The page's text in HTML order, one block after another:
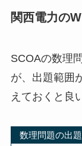
関西電力の
SCOAの数理
が、出題範囲
えておくと良
数理問題の出